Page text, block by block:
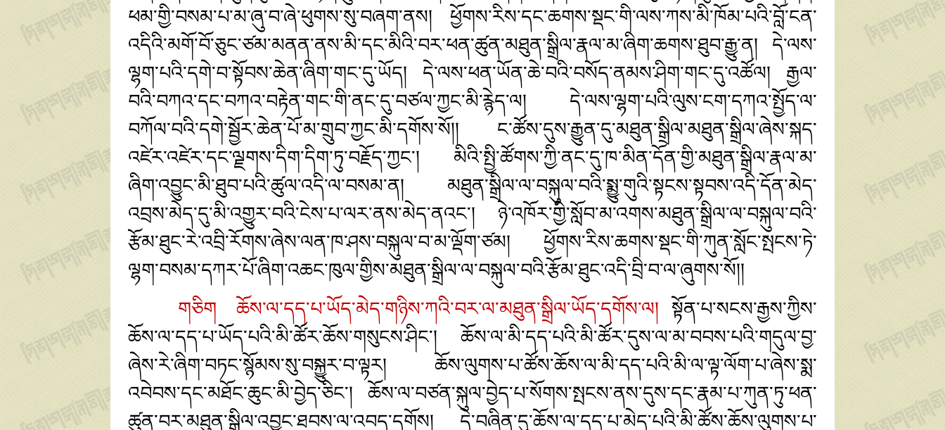
ཕམ་གྱི་བསམ་པ་མ་ཞུ་བ་ཞེ་ཕུགས་སུ་བཞག་ནས། ཕྱོགས་རིས་དང་ཆགས་སྡང་གི་ལས་ཀས་མི་ཁོམ་པའི་བློ་ངན་
འདིའི་མགོ་བོ་ཅུང་ཙམ་མནན་ནས་མི་དང་མིའི་བར་ཕན་ཚུན་མཐུན་སྒྲིལ་རྣལ་མ་ཞིག་ཆགས་ཐུབ་རྒྱུ་ན། དེ་ལས་
ལྷག་པའི་དགེ་བ་སྟོབས་ཆེན་ཞིག་གང་དུ་ཡོད། དེ་ལས་ཕན་ཡོན་ཆེ་བའི་བསོད་ནམས་ཤིག་གང་དུ་འཚོལ། རྒྱལ་
བའི་བཀའ་དང་བཀའ་བརྟེན་གང་གི་ནང་དུ་བཙལ་ཀྱང་མི་རྙེད་ལ། དེ་ལས་ལྷག་པའི་ལུས་ངག་དཀའ་སྤྱོད་ལ་
བཀོལ་བའི་དགེ་སྦྱོར་ཆེན་པོ་མ་གྲུབ་ཀྱང་མི་དགོས་སོ།། ང་ཚོས་དུས་རྒྱུན་དུ་མཐུན་སྒྲིལ་མཐུན་སྒྲིལ་ཞེས་སྐད་
འཛེར་འཛེར་དང་ལྗགས་དིག་དིག་ཏུ་བརྗོད་ཀྱང་། མིའི་སྤྱི་ཚོགས་ཀྱི་ནང་དུ་ཁ་མིན་དོན་གྱི་མཐུན་སྒྲིལ་རྣལ་མ་
ཞིག་འབྱུང་མི་ཐུབ་པའི་ཚུལ་འདི་ལ་བསམ་ན།
མཐུན་སྒྲིལ་ལ་བསྐུལ་བའི་སྨྱུ་གུའི་སྟངས་སྟབས་འདི་དོན་མེད་
འབྲས་མེད་དུ་མི་འགྱུར་བའི་ངེས་པ་ལར་ནས་མེད་ནའང་། ཉེ་འཁོར་གྱི་སློབ་མ་འགས་མཐུན་སྒྲིལ་ལ་བསྐུལ་བའི་
རྩོམ་ཐུང་རེ་འབྲི་རོགས་ཞེས་ལན་ཁ་ཤས་བསྐུལ་བ་མ་ལྡོག་ཙམ། ཕྱོགས་རིས་ཆགས་སྡང་གི་ཀུན་སློང་སྤངས་ཏེ་
ལྷག་བསམ་དཀར་པོ་ཞིག་འཆང་ཁུལ་གྱིས་མཐུན་སྒྲིལ་ལ་བསྐུལ་བའི་རྩོམ་ཐུང་འདི་བྲི་བ་ལ་ཞུགས་སོ།།
གཅིག ཆོས་ལ་དད་པ་ཡོད་མེད་གཉིས་ཀའི་བར་ལ་མཐུན་སྒྲིལ་ཡོད་དགོས་ལ། སྟོན་པ་སངས་རྒྱས་ཀྱིས་
ཆོས་ལ་དད་པ་ཡོད་པའི་མི་ཚོར་ཆོས་གསུངས་ཤིང་། ཆོས་ལ་མི་དད་པའི་མི་ཚོར་དུས་ལ་མ་བབས་པའི་གདུལ་བྱ་
ཞེས་རེ་ཞིག་བཏང་སྙོམས་སུ་བསྐྱུར་བ་ལྟར། ཆོས་ལུགས་པ་ཚོས་ཆོས་ལ་མི་དད་པའི་མི་ལ་ལྟ་ལོག་པ་ཞེས་སྨ་
འབེབས་དང་མཐོང་ཆུང་མི་བྱེད་ཅིང་། ཆོས་ལ་བཙན་སྐུལ་བྱེད་པ་སོགས་སྤངས་ནས་དུས་དང་རྣམ་པ་ཀུན་ཏུ་ཕན་
ཚུན་བར་མཐུན་སྒྲིལ་འབྱུང་ཐབས་ལ་འབད་དགོས། དེ་བཞིན་དུ་ཆོས་ལ་དད་པ་མེད་པའི་མི་ཚོས་ཆོས་ལུགས་པ་